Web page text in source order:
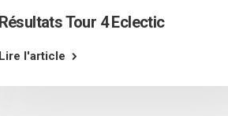
Résultats Tour 4 Eclectic
Lire l'article